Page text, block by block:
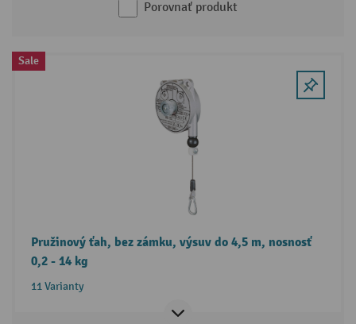
Porovnať produkt
Sale
Pružinový ťah, bez zámku, výsuv do 4,5 m, nosnosť
0,2 - 14 kg
11 Varianty